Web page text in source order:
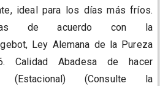
ideal para los días más fríos.
de acuerdo con la
Ley Alemana de la Pureza
Calidad Abadesa de hacer
(Estacional) (Consulte la